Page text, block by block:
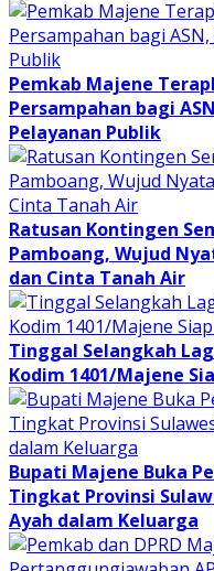
Pemkab Majene
Persampahan bagi
Pelayanan Publik
Ratusan Kontingen
Pamboang, Wujud
dan Cinta Tanah Air
Tinggal Selangkah
Kodim 1401/Majene
Bupati Majene Buka
Tingkat Provinsi
Ayah dalam Keluarga